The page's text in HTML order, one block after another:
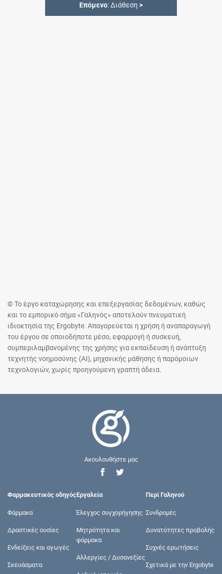
Επόμενο: Διάθεση >
© Το έργο καταχώρησης και επεξεργασίας δεδομένων, καθώς
και το εμπορικό σήμα «Γαληνός» αποτελούν πνευματική
ιδιοκτησία της Ergobyte. Απαγορεύεται η χρήση ή αναπαραγωγή
του έργου σε οποιοδήποτε μέσο, εφαρμογή ή συσκευή,
συμπεριλαμβανομένης της χρήσης για εκπαίδευση ή ανάπτυξη
τεχνητής νοημοσύνης (AI), μηχανικής μάθησης ή παρόμοιων
τεχνολογιών, χωρίς προηγούμενη γραπτή άδεια.
Ακουλουθήστε μας
Φαρμακευτικός οδηγός
Φάρμακα
Δραστικές ουσίες
Ενδείξεις και αγωγές
Σκευάσματα
Εργαλεία
Έλεγχος συγχορήγησης
Μητρότητα και
φάρμακα
Αλλεργίες / Δυσανεξίες
Περί Γαληνού
Συνδρομές
Δυνατότητες προβολής
Συχνές ερωτήσεις
Σχετικά με την Ergobyte